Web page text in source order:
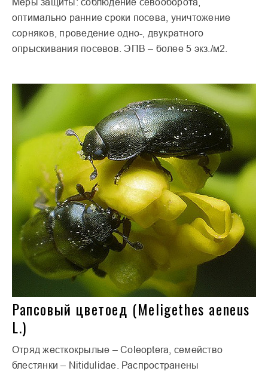
оптимально ранние сроки посева, уничтожение
сорняков, проведение одно-, двукратного
опрыскивания посевов. ЭПВ – более 5 экз./м2.
Рапсовый цветоед (Meligethes aeneus
L.)
Отряд жесткокрылые – Coleoptera, семейство
блестянки – Nitidulidae. Распространены